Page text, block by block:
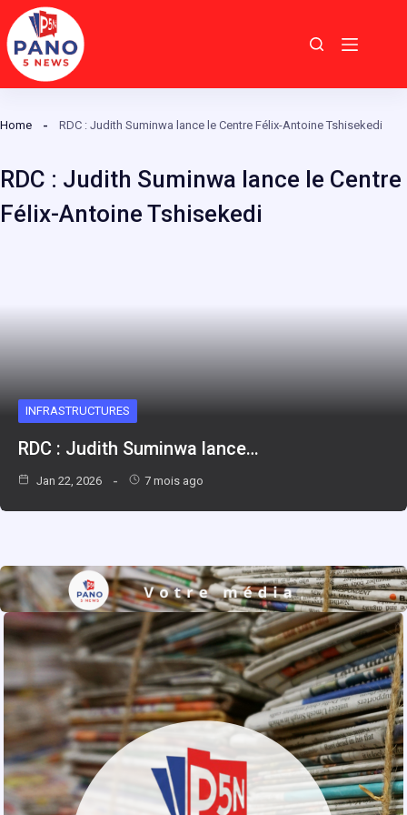
Passer
au
contenu
Home RDC : Judith Suminwa lance le Centre Félix-Antoine Tshisekedi
RDC : Judith Suminwa lance le Centre
Félix-Antoine Tshisekedi
INFRASTRUCTURES
RDC : Judith Suminwa lance…
Jan 22, 2026 7 mois ago